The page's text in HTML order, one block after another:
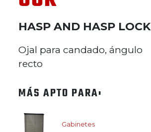
HASP AND HASP LOCK
Ojal para candado, ángulo
recto
MÁS APTO PARA:
Gabinetes